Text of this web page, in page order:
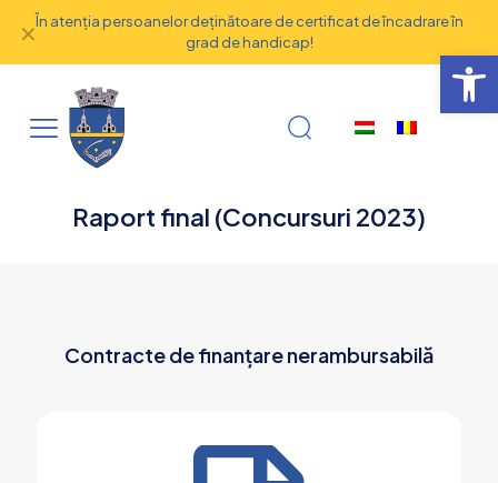
În atenţia persoanelor deţinătoare de certificat de încadrare în
grad de handicap!
✕
Raport final (Concursuri 2023)
Contracte de finanțare nerambursabilă